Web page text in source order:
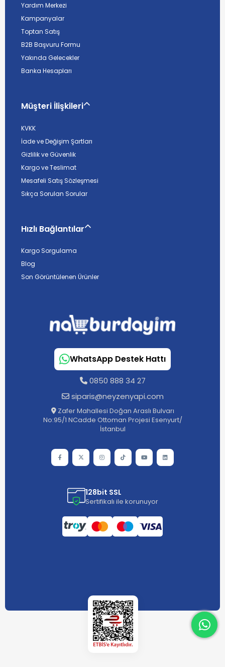
Yardım Merkezi
Kampanyalar
Toptan Satış
B2B Başvuru Formu
Yakında Gelecekler
Banka Hesapları
Müşteri İlişkileri
KVKK
İade ve Değişim Şartları
Gizlilik ve Güvenlik
Kargo ve Teslimat
Mesafeli Satış Sözleşmesi
Sıkça Sorulan Sorular
Hızlı Bağlantılar
Kargo Sorgulama
Blog
Son Görüntülenen Ürünler
WhatsApp Destek Hattı
0850 888 34 27
siparis@neyzenyapi.com
Zafer Mahallesi Doğan Araslı Bulvarı
No:95/1 NCadde Ottoman Projesi Esenyurt/
İstanbul
128bit SSL
Sertifikalı ile korunuyor